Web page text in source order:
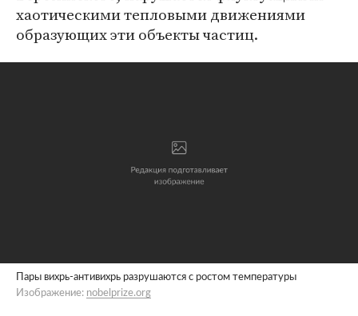
хаотическими тепловыми движениями
образующих эти объекты частиц.
Пары вихрь-антивихрь разрушаются с ростом температуры
Изображение: nobelprize.org